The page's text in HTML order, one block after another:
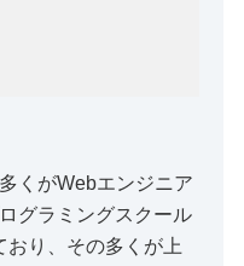
くがWebエンジニア
グラミングスクール
おり、その多くが上